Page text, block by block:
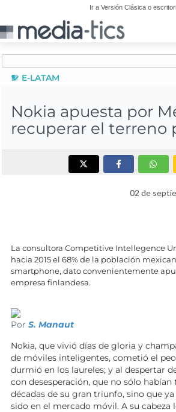
Ir a Versión Clásica o
E-LATAM
Nokia apuesta por
recuperar el terreno
02 de
La consultora Competitive Intellegence
hacia 2015 el 68% de la población
smartphone, dato convenientemente
empresa finlandesa.
Por S. Manaut
Nokia, que vivió días de gloria y
de móviles inteligentes, cometió el
durmió en los laureles; y al despertar
con desesperación, que no sólo
décadas de su gran triunfo, sino que
sido en el mercado móvil. A su cabeza